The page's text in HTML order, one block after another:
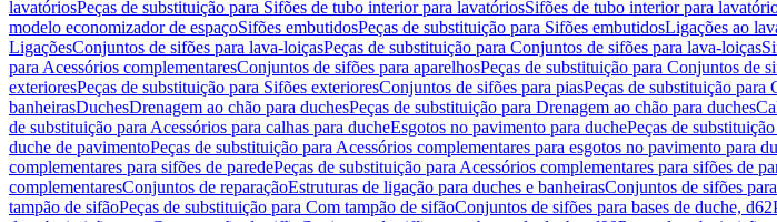
lavatóriosPeças de substituição para Sifões de tubo interior para lavatóriosSifões de tubo interior para
modelo economizador de espaçoSifões embutidosPeças de substituição para Sifões embutidosLigações ao
LigaçõesConjuntos de sifões para lava-loiçasPeças de substituição para Conjuntos de sifões para lava-loiças
para Acessórios complementaresConjuntos de sifões para aparelhosPeças de substituição para Conjuntos de
exterioresPeças de substituição para Sifões exterioresConjuntos de sifões para piasPeças de substituição para
banheirasDuchesDrenagem ao chão para duchesPeças de substituição para Drenagem ao chão para duches
de substituição para Acessórios para calhas para ducheEsgotos no pavimento para duchePeças de
duche de pavimentoPeças de substituição para Acessórios complementares para esgotos no pavimento para
complementares para sifões de paredePeças de substituição para Acessórios complementares para sifões de
complementaresConjuntos de reparaçãoEstruturas de ligação para duches e banheirasConjuntos de sifões
tampão de sifãoPeças de substituição para Com tampão de sifãoConjuntos de sifões para bases de duche, d62